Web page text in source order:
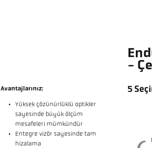
-
Avantajlarınız:
Yüksek çözünürlüklü optikler
sayesinde büyük ölçüm
mesafeleri mümkündür
Entegre vizör sayesinde tam
hizalama
5